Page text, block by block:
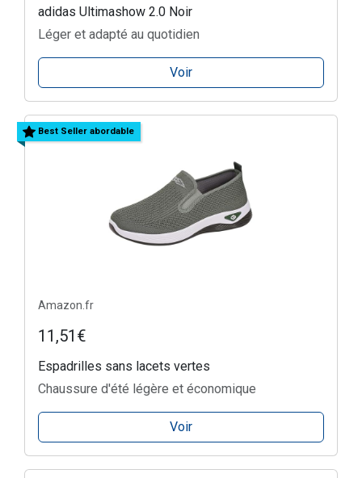
adidas Ultimashow 2.0 Noir
Léger et adapté au quotidien
Voir
Best Seller abordable
Amazon.fr
11,51€
Espadrilles sans lacets vertes
Chaussure d'été légère et économique
Voir